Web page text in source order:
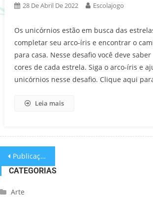
28 De Abril De 2022 Escolajogo
Os unicórnios estão em busca das
completar seu arco-íris e encontrar o
para casa. Nesse desafio você deve
cores de cada estrela. Siga o arco-íris e
unicórnios nesse desafio. Clique aqui
Leia mais
Publicações mais antigas
CATEGORIAS
Arte